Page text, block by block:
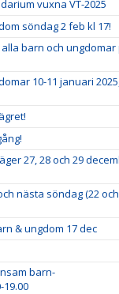
vuxna VT-2025
söndag 2 feb kl 17!
barn och ungdomar
10-11 januari
27, 28 och 29
nästa söndag (22 och
& ungdom 17 dec
barn-